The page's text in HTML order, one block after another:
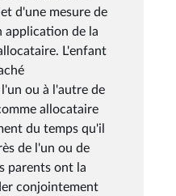
d'une mesure de
application de la
L'enfant
ou à l'autre de
allocataire
du temps qu'il
de l'un ou de
parents ont la
conjointement